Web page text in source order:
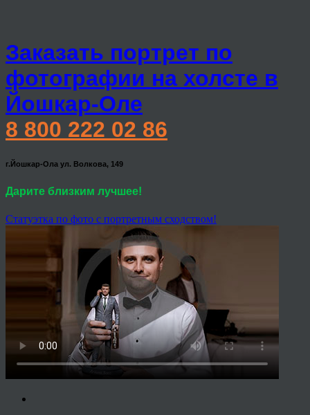
Заказать портрет по
фотографии на холсте в
Йошкар-Оле
8 800 222 02 86
г.Йошкар-Ола ул. Волкова, 149
Дарите близким лучшее!
Статуэтка по фото с портретным сходством!